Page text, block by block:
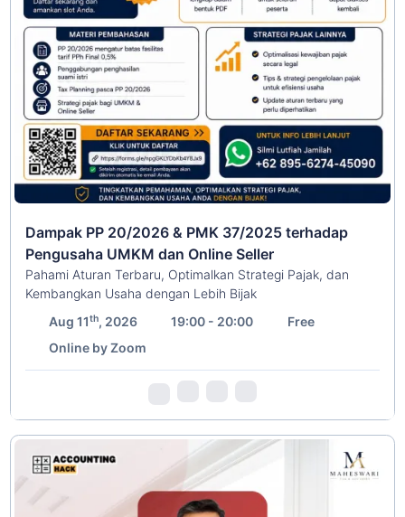
Dampak PP 20/2026 & PMK 37/2025 terhadap
Pengusaha UMKM dan Online Seller
Pahami Aturan Terbaru, Optimalkan Strategi Pajak, dan
Kembangkan Usaha dengan Lebih Bijak
Aug 11th, 2026 19:00 - 20:00
Free
Online by Zoom